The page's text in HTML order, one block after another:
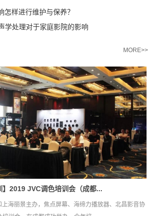
怎样进行维护与保养？
学处理对于家庭影院的影响
MORE>>
】2019 JVC调色培训会（成都...
海丽景主办，焦点屏幕、海缔力播放器、北昌影音协